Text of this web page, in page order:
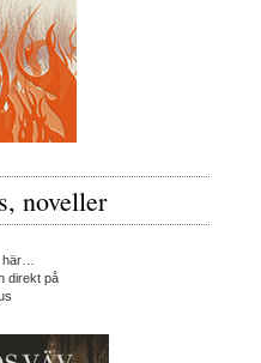
noveller
direkt på